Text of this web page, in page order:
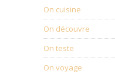
On cuisine
On découvre
On teste
On voyage